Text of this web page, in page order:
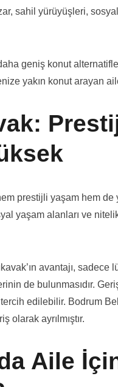
sahil yürüyüşleri,
geniş konut
yakın konut arayan
prestijli yaşam hem de
yaşam alanları ve
avantajı,
de bulunmasıdır.
edilebilir. Bodrum
olarak ayrılmıştır.
Aile